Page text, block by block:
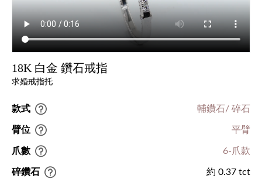
18K 白金 鑽石戒指
求婚戒指托
款式 輔鑽石/ 碎石
臂位 平臂
爪數 6-爪款
碎鑽石 約 0.37 tct